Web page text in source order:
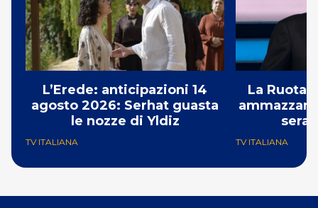
L’Erede: anticipazioni 14
agosto 2026: Serhat guasta
le nozze di Yldiz
TV ITALIANA
La Ruota
TV ITALIANA